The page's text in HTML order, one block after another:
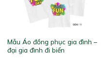
Mẫu Áo đồng phục gia đình –
đại gia đình đi biển